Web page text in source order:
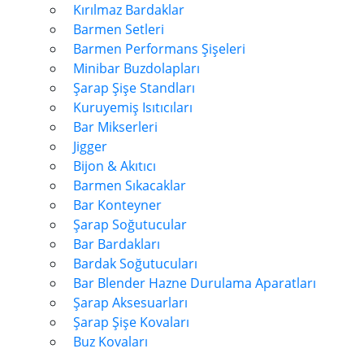
Kırılmaz Bardaklar
Barmen Setleri
Barmen Performans Şişeleri
Minibar Buzdolapları
Şarap Şişe Standları
Kuruyemiş Isıtıcıları
Bar Mikserleri
Jigger
Bijon & Akıtıcı
Barmen Sıkacaklar
Bar Konteyner
Şarap Soğutucular
Bar Bardakları
Bardak Soğutucuları
Bar Blender Hazne Durulama Aparatları
Şarap Aksesuarları
Şarap Şişe Kovaları
Buz Kovaları